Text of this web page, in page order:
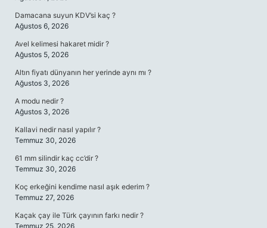
Damacana suyun KDV’si kaç ?
Ağustos 6, 2026
Avel kelimesi hakaret midir ?
Ağustos 5, 2026
Altın fiyatı dünyanın her yerinde aynı mı ?
Ağustos 3, 2026
A modu nedir ?
Ağustos 3, 2026
Kallavi nedir nasıl yapılır ?
Temmuz 30, 2026
61 mm silindir kaç cc’dir ?
Temmuz 30, 2026
Koç erkeğini kendime nasıl aşık ederim ?
Temmuz 27, 2026
Kaçak çay ile Türk çayının farkı nedir ?
Temmuz 25, 2026